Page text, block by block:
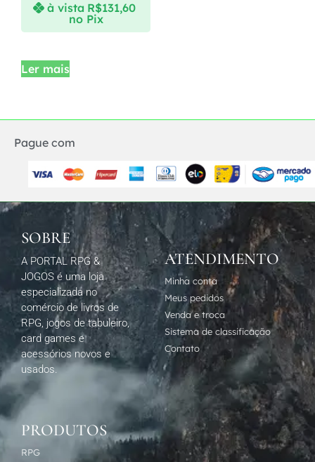
à vista R$131,60
no Pix
Ler mais
Pague com
SOBRE
A PORTAL RPG &
JOGOS é uma loja
especializada no
comércio de livros de
RPG, jogos de tabuleiro,
card games e
acessórios novos e
usados.
ATENDIMENTO
Minha conta
Meus pedidos
Venda e troca
Sistema de classificação
Contato
PRODUTOS
RPG